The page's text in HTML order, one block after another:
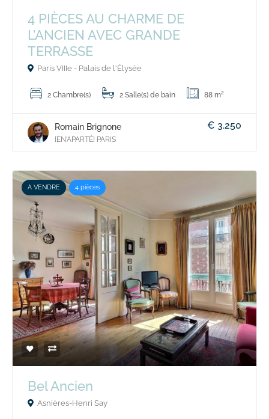
4 PIÈCES AU CHARME DE
L’ANCIEN AVEC GRANDE
TERRASSE
Paris VIIIe - Palais de l'Élysée
2 Chambre(s) 2 Salle(s) de bain 88 m²
Romain Brignone
[EN'APARTÉ] PARIS
€ 3.250
A VENDRE 4 pièces
Bel Ancien
Asnières-Henri Say